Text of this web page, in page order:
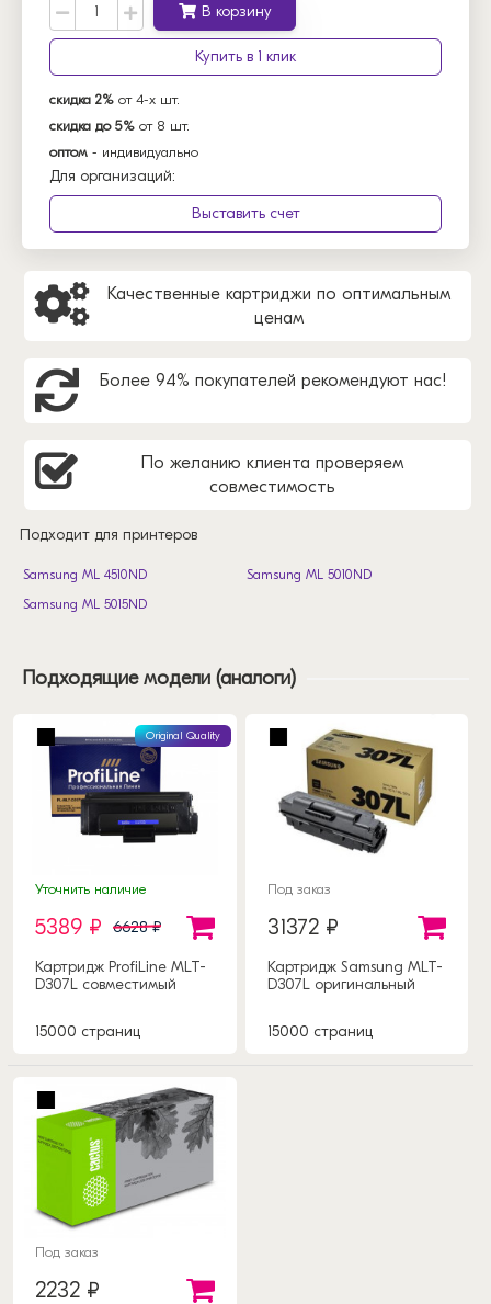
В корзину
Купить в 1 клик
скидка 2% от 4-х шт.
скидка до 5% от 8 шт.
оптом - индивидуально
Для организаций:
Выставить счет
Качественные картриджи по оптимальным
ценам
Более 94% покупателей рекомендуют нас!
По желанию клиента проверяем
совместимость
Подходит для принтеров
Samsung ML 4510ND
Samsung ML 5010ND
Samsung ML 5015ND
Подходящие модели (аналоги)
Original Quality
Уточнить наличие
5389 ₽ 6628 ₽
Картридж ProfiLine MLT-
D307L совместимый
15000 страниц
Под заказ
31372 ₽
Картридж Samsung MLT-
D307L оригинальный
15000 страниц
Под заказ
2232 ₽